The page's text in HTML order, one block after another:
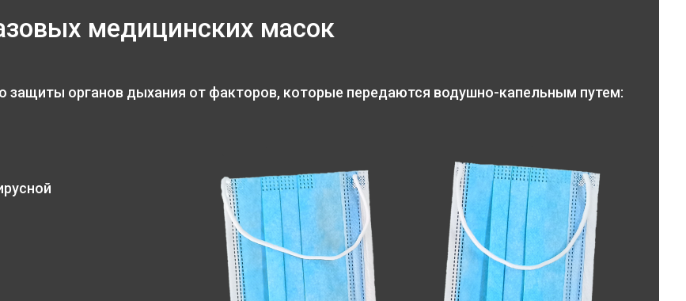
медицинских масок
защиты органов дыхания от факторов, которые передаются водушно-капельным путем: